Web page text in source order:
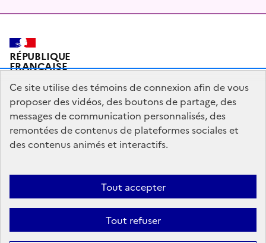
RÉPUBLIQUE
FRANÇAISE
Plan du site Mentions légales Qui sommes-nous ?
Partagez votre expérience pour améliorer les services
Accessibilité : partiellement conforme
gouvernement.fr
Ce site utilise des témoins de connexion afin de vous
proposer des vidéos, des boutons de partage, des
messages de communication personnalisés, des
remontées de contenus de plateformes sociales et
des contenus animés et interactifs.
Tout accepter
Tout refuser